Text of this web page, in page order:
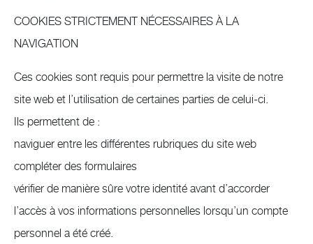
COOKIES STRICTEMENT NÉCESSAIRES À LA
NAVIGATION
Ces cookies sont requis pour permettre la visite de notre
site web et l’utilisation de certaines parties de celui-ci.
Ils permettent de :
naviguer entre les différentes rubriques du site web
compléter des formulaires
vérifier de manière sûre votre identité avant d’accorder
l’accès à vos informations personnelles lorsqu’un compte
personnel a été créé.